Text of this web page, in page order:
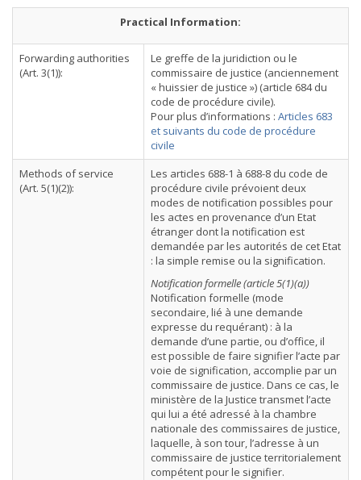
Practical Information:
Forwarding authorities
(Art. 3(1)):
Le greffe de la juridiction ou le
commissaire de justice (anciennement
« huissier de justice ») (article 684 du
code de procédure civile).
Pour plus d’informations : Articles 683
et suivants du code de procédure
civile
Methods of service
(Art. 5(1)(2)):
Les articles 688-1 à 688-8 du code de
procédure civile prévoient deux
modes de notification possibles pour
les actes en provenance d’un Etat
étranger dont la notification est
demandée par les autorités de cet Etat
: la simple remise ou la signification.
Notification formelle (article 5(1)(a))
Notification formelle (mode
secondaire, lié à une demande
expresse du requérant) : à la
demande d’une partie, ou d’office, il
est possible de faire signifier l’acte par
voie de signification, accomplie par un
commissaire de justice. Dans ce cas, le
ministère de la Justice transmet l’acte
qui lui a été adressé à la chambre
nationale des commissaires de justice,
laquelle, à son tour, l’adresse à un
commissaire de justice territorialement
compétent pour le signifier.